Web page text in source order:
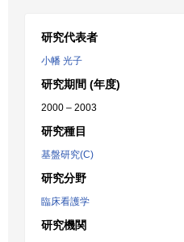
研究代表者
小幡 光子
研究期間 (年度)
2000 – 2003
研究種目
基盤研究(C)
研究分野
臨床看護学
研究機関